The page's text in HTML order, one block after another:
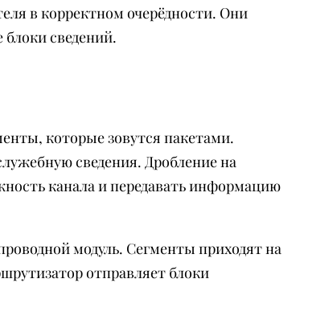
в корректном очерёдности. Они
сведений.
которые зовутся пакетами.
сведения. Дробление на
канала и передавать информацию
модуль. Сегменты приходят на
отправляет блоки